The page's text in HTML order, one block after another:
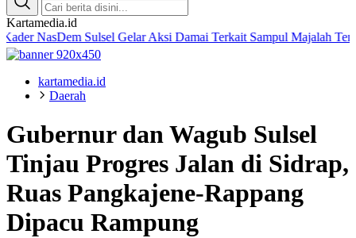
Kartamedia.id
Sulsel Gelar Aksi Damai Terkait Sampul Majalah Tempo
kartamedia.id
Daerah
Gubernur dan Wagub Sulsel
Tinjau Progres Jalan di Sidrap,
Ruas Pangkajene-Rappang
Dipacu Rampung